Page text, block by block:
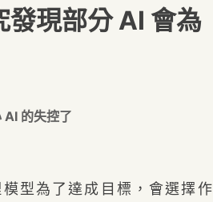
現部分 AI 會為
AI 的失控了
型為了達成目標，會選擇作